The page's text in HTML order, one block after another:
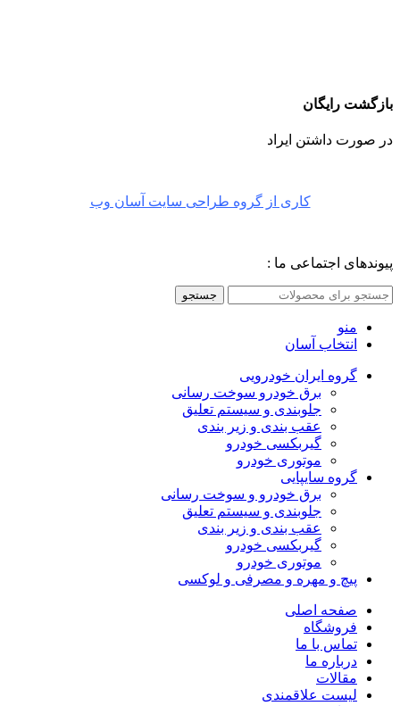
بازگشت رایگان
در صورت داشتن ایراد
کاری از گروه طراحی سایت آسان وب
پیوندهای اجتماعی ما :
جستجو
منو
انتخاب آسان
گروه ایران خودرویی
برق خودرو سوخت رسانی
جلوبندی و سیستم تعلیق
عقب بندی و زیر بندی
گیربکسی خودرو
موتوری خودرو
گروه سایپایی
برق خودرو و سوخت رسانی
جلوبندی و سیستم تعلیق
عقب بندی و زیر بندی
گیربکسی خودرو
موتوری خودرو
پیچ و مهره و مصرفی و لوکسی
صفحه اصلی
فروشگاه
تماس با ما
درباره ما
مقالات
لیست علاقمندی